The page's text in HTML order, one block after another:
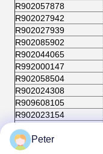
R902057878
R902027942
R902027939
R902085902
R902044065
R992000147
R902058504
R902024308
R909608105
R902023154
R902070428
R902090874
Peter